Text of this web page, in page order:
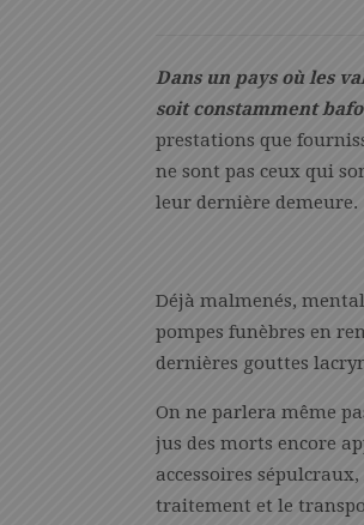
Dans un pays où les
soit constamment
prestations que
ne sont pas ceux qui
leur dernière demeure.
Déjà malmenés,
pompes funèbres en
dernières gouttes
On ne parlera même
jus des morts encore
accessoires
traitement et le